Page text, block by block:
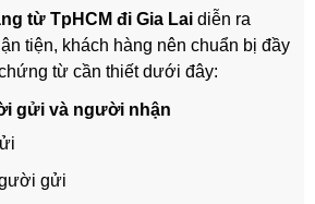
từ TpHCM đi Gia Lai diễn ra
tiện, khách hàng nên chuẩn bị đầy
từ cần thiết dưới đây:
gửi và người nhận
gửi